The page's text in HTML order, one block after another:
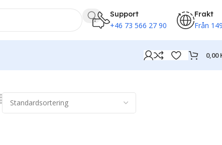
Support
+46 73 566 27 90
Frakt
Från
0,00